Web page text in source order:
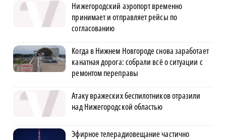
Нижегородский аэропорт временно
принимает и отправляет рейсы по
согласованию
Когда в Нижнем Новгороде снова заработает
канатная дорога: собрали всё о ситуации с
ремонтом переправы
Атаку вражеских беспилотников отразили
над Нижегородской областью
Эфирное телерадиовещание частично